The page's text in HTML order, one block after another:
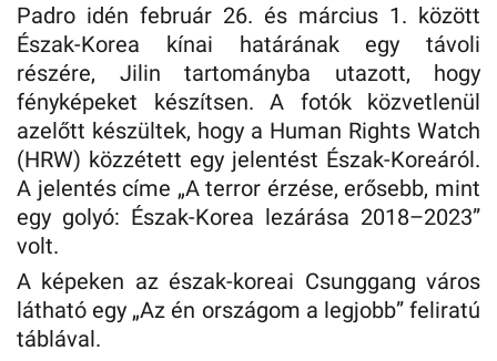
Padro idén február 26. és március 1. között
Észak-Korea kínai határának egy távoli
részére, Jilin tartományba utazott, hogy
fényképeket készítsen. A fotók közvetlenül
azelőtt készültek, hogy a Human Rights Watch
(HRW) közzétett egy jelentést Észak-Koreáról.
A jelentés címe „A terror érzése, erősebb, mint
egy golyó: Észak-Korea lezárása 2018–2023”
volt.
A képeken az észak-koreai Csunggang város
látható egy „Az én országom a legjobb” feliratú
táblával.